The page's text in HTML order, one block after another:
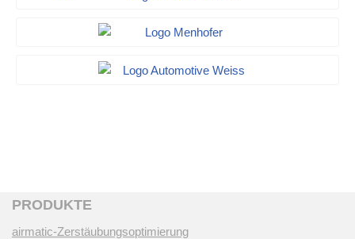
PRODUKTE
airmatic-Zerstäubungsoptimierung